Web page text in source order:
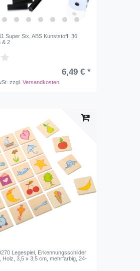
Super Six, ABS Kunststoff, 36
& 2
6,49 € *
zzgl.Versandkosten
Legespiel, Erkennungsschilder
Holz, 3,5 x 3,5 cm, mehrfarbig, 24-